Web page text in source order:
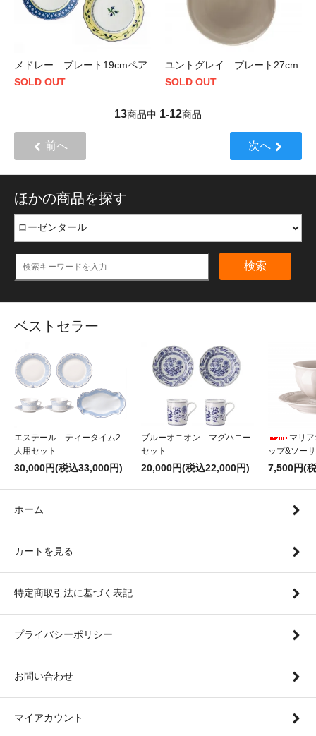
メドレー プレート19cmペア
SOLD OUT
ユントグレイ プレート27cm
SOLD OUT
13商品中 1-12商品
前へ 次へ
ほかの商品を探す
検索
ベストセラー
エステール ティータイム2
人用セット
30,000円(税込33,000円)
ブルーオニオン マグハニー
セット
20,000円(税込22,000円)
マリ
ップ&ソー
7,500円(
ホーム
カートを見る
特定商取引法に基づく表記
プライバシーポリシー
お問い合わせ
マイアカウント